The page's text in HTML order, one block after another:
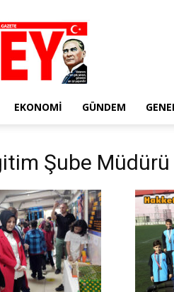
EKONOMI GÜNDEM
Şube Müdürü